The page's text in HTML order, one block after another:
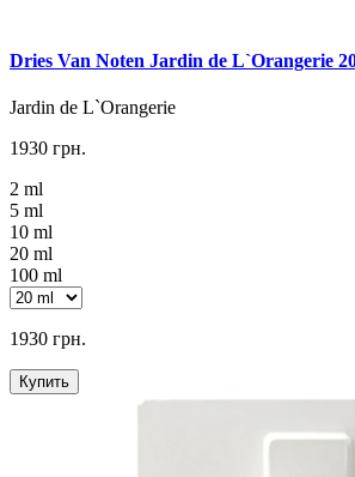
Dries Van Noten Jardin de L`Orangerie
Jardin de L`Orangerie
1930 грн.
2 ml
5 ml
10 ml
20 ml
100 ml
1930 грн.
Купить